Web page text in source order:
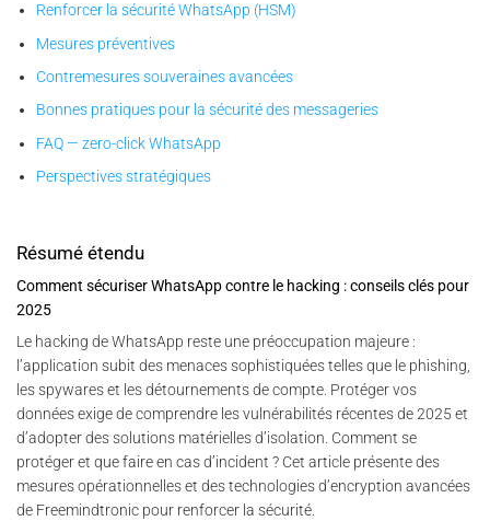
Renforcer la sécurité WhatsApp (HSM)
Mesures préventives
Contremesures souveraines avancées
Bonnes pratiques pour la sécurité des messageries
FAQ — zero-click WhatsApp
Perspectives stratégiques
Résumé étendu
Comment sécuriser WhatsApp contre le hacking : conseils clés pour
2025
Le hacking de WhatsApp reste une préoccupation majeure :
l’application subit des menaces sophistiquées telles que le phishing,
les spywares et les détournements de compte. Protéger vos
données exige de comprendre les vulnérabilités récentes de 2025 et
d’adopter des solutions matérielles d’isolation. Comment se
protéger et que faire en cas d’incident ? Cet article présente des
mesures opérationnelles et des technologies d’encryption avancées
de Freemindtronic pour renforcer la sécurité.